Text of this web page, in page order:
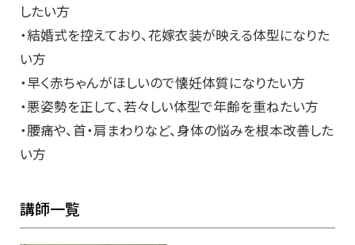
したい方
・結婚式を控えており、花嫁衣装が映える体型になりた
い方
・早く赤ちゃんがほしいので懐妊体質になりたい方
・悪姿勢を正して、若々しい体型で年齢を重ねたい方
・腰痛や、首・肩まわりなど、身体の悩みを根本改善した
い方
講師一覧